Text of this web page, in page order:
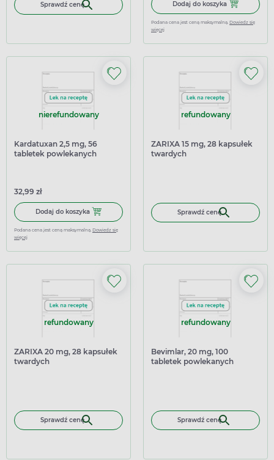
Sprawdź cenę Dodaj do koszyka Dodaj do
Podana cena jest ceną maksymalną. Dowiedz się
więcej
nierefundowany
Kardatuxan 2,5 mg, 56
tabletek powlekanych
32,99 zł
Dodaj do koszyka Dodaj do koszyka Kardatuxan 2,5 mg, 56 tabletek
Podana cena jest ceną maksymalną. Dowiedz się
więcej
refundowany
ZARIXA 15 mg, 28 kapsułek
twardych
Sprawdź cenę
refundowany
ZARIXA 20 mg, 28 kapsułek
twardych
Sprawdź cenę
refundowany
Bevimlar, 20 mg, 100
tabletek powlekanych
Sprawdź cenę